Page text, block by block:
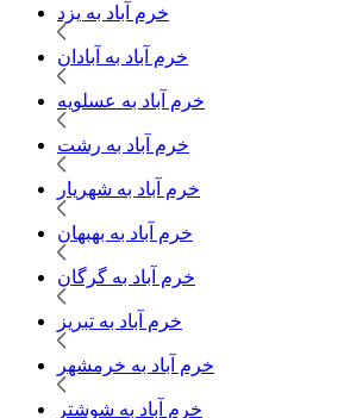
خرم آباد به یزد
خرم آباد به آبادان
خرم آباد به عسلویه
خرم آباد به رشت
خرم آباد به شهریار
خرم آباد به بهبهان
خرم آباد به گرگان
خرم آباد به تبریز
خرم آباد به خرمشهر
خرم آباد به شوشتر